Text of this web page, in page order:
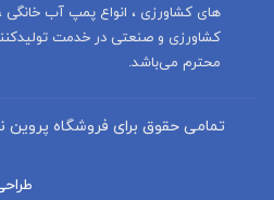
های کشاورزی ، انواع پمپ آب
کشاورزی و صنعتی در خدمت
محترم می‌باشد.
تمامی حقوق برای فروشگاه